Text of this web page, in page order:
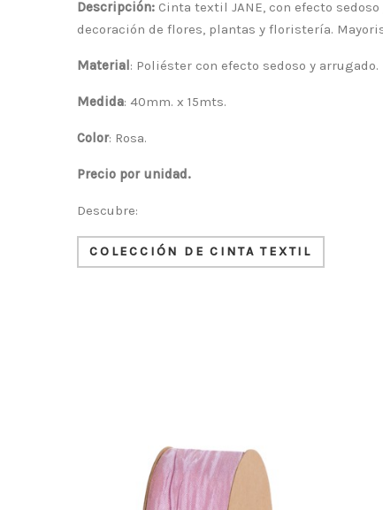
Descripción: Cinta textil JANE, con efecto
decoración de flores, plantas y floristería.
Material: Poliéster con efecto sedoso y arrugado.
Medida: 40mm. x 15mts.
Color: Rosa.
Precio por unidad.
Descubre:
COLECCIÓN DE CINTA TEXTIL